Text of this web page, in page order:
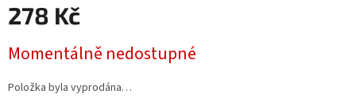
278 Kč
cena:
Momentálně nedostupné
Položka byla vyprodána…